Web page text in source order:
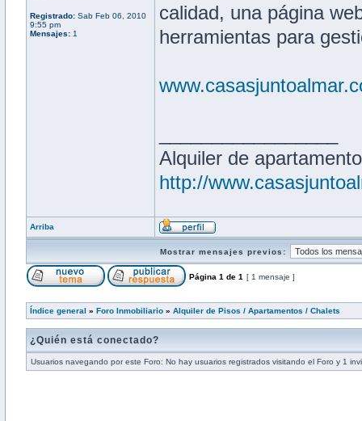
Registrado: Sab Feb 06, 2010
9:55 pm
Mensajes: 1
calidad, una página
herramientas para
Alquiler de
http://
Arriba
Mostrar mensajes previos:
Página 1 de 1 [ 1 mensaje ]
Índice general » Foro Inmobiliario » Alquiler de Pisos / Apartamentos / Chalets
¿Quién está conectado?
Usuarios navegando por este Foro: No hay usuarios registrados visitando el Foro y 1